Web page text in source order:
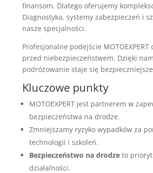
finansom. Dlatego oferujemy
Diagnostyka, systemy zabezpieczeń i
nasze specjalności.
Profesjonalne podejście MOTOEXPERT
przed niebezpieczeństwem. Dzięki nam
podróżowanie staje się
Kluczowe punkty
MOTOEXPERT jest partnerem w
bezpieczeństwa na drodze.
Zmniejszamy ryzyko wypadków za
technologii i szkoleń.
Bezpieczeństwo na drodzeto
działalności.